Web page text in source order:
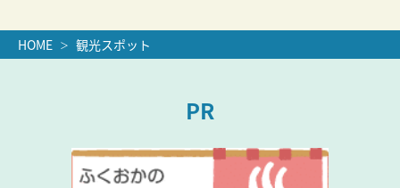
HOME 観光スポット
PR